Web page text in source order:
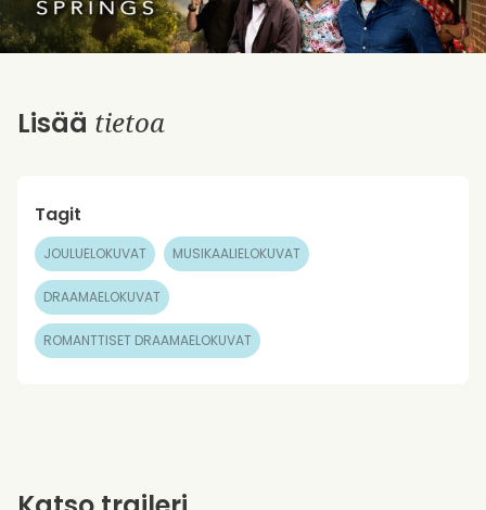
Lisää tietoa
Tagit
JOULUELOKUVAT MUSIKAALIELOKUVAT
DRAAMAELOKUVAT
ROMANTTISET DRAAMAELOKUVAT